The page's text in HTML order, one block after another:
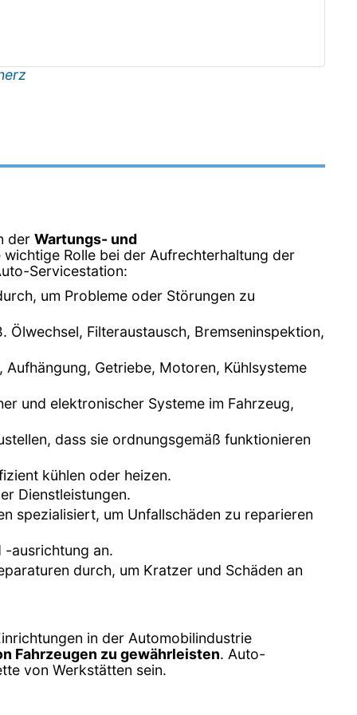
der Wartungs- und
Rolle bei der Aufrechterhaltung der
Servicestation:
um Probleme oder Störungen zu
Filteraustausch, Bremseninspektion,
Getriebe, Motoren, Kühlsysteme
und elektronischer Systeme im Fahrzeug,
dass sie ordnungsgemäß funktionieren
kühlen oder heizen.
Dienstleistungen.
spezialisiert, um Unfallschäden zu reparieren
-ausrichtung an.
durch, um Kratzer und Schäden an
in der Automobilindustrie
Fahrzeugen zu gewährleisten. Auto-
von Werkstätten sein.